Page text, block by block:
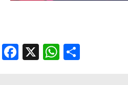
Facebook
X WhatsApp